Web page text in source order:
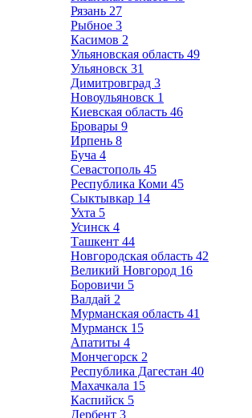
Рязань 27
Рыбное 3
Касимов 2
Ульяновская область 49
Ульяновск 31
Димитровград 3
Новоульяновск 1
Киевская область 46
Бровары 9
Ирпень 8
Буча 4
Севастополь 45
Республика Коми 45
Сыктывкар 14
Ухта 5
Усинск 4
Ташкент 44
Новгородская область 42
Великий Новгород 16
Боровичи 5
Валдай 2
Мурманская область 41
Мурманск 15
Апатиты 4
Мончегорск 2
Республика Дагестан 40
Махачкала 15
Каспийск 5
Дербент 3